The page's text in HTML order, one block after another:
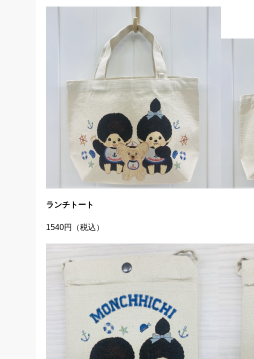
ランチトート
1540円（税込）